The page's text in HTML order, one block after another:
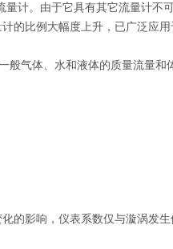
计。由于它具有其它流量计不
的比例大幅度上升，已广泛应
气体、水和液体的质量流量和
的影响，仪表系数仅与漩涡发